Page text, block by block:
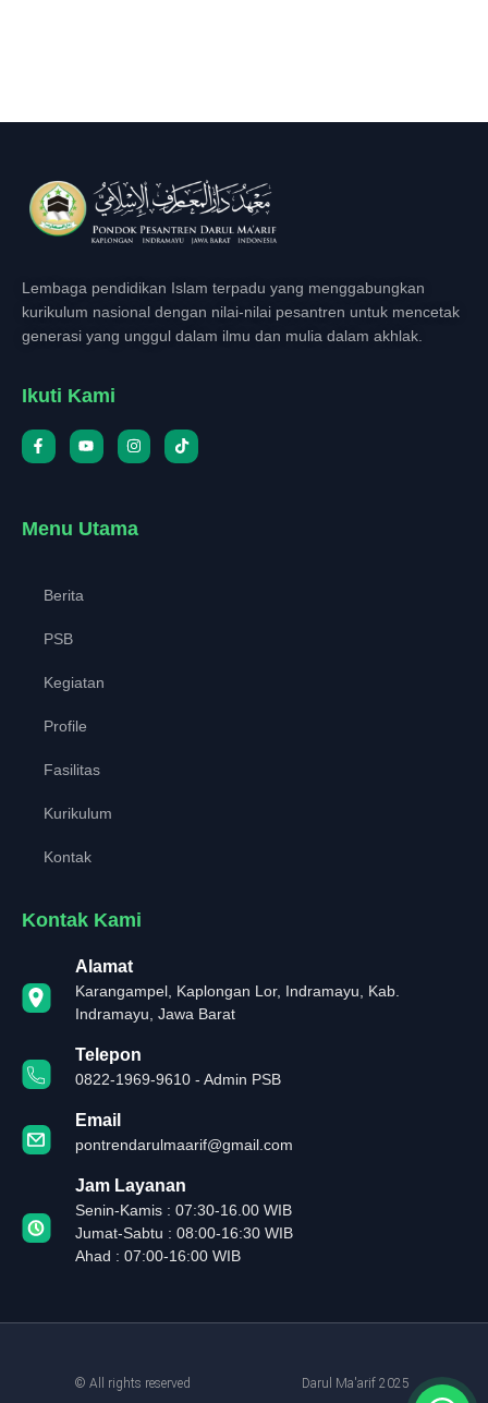
Lembaga pendidikan Islam terpadu yang menggabungkan
kurikulum nasional dengan nilai-nilai pesantren untuk mencetak
generasi yang unggul dalam ilmu dan mulia dalam akhlak.
Ikuti Kami
Menu Utama
Berita
PSB
Kegiatan
Profile
Fasilitas
Kurikulum
Kontak
Kontak Kami
Alamat
Karangampel, Kaplongan Lor, Indramayu, Kab.
Indramayu, Jawa Barat
Telepon
0822-1969-9610 - Admin PSB
Email
pontrendarulmaarif@gmail.com
Jam Layanan
Senin-Kamis : 07:30-16.00 WIB
Jumat-Sabtu : 08:00-16:30 WIB
Ahad : 07:00-16:00 WIB
© All rights reserved Darul Ma'arif 2025